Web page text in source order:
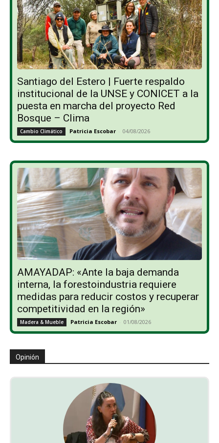
Santiago del Estero | Fuerte respaldo
institucional de la UNSE y CONICET a la
puesta en marcha del proyecto Red
Bosque – Clima
Cambio Climático Patricia Escobar - 04/08/2026
AMAYADAP: «Ante la baja demanda
interna, la forestoindustria requiere
medidas para reducir costos y recuperar
competitividad en la región»
Madera & Mueble Patricia Escobar - 01/08/2026
Opinión